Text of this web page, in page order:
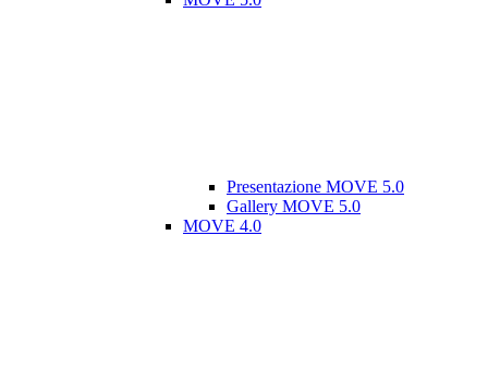
Presentazione MOVE 5.0
Gallery MOVE 5.0
MOVE 4.0